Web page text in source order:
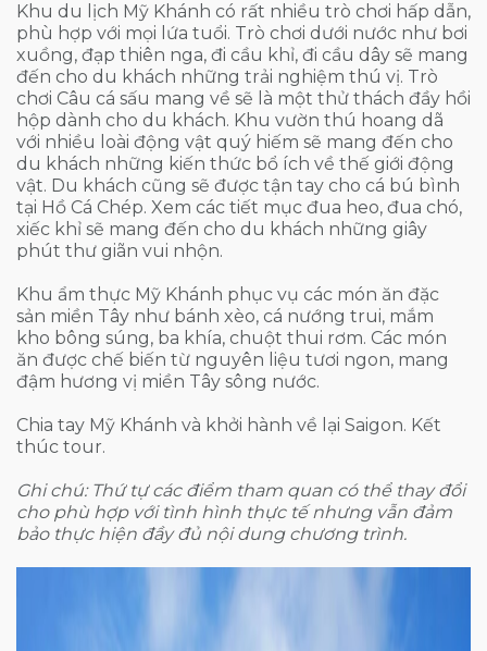
Khu du lịch Mỹ Khánh có rất nhiều trò chơi hấp dẫn,
phù hợp với mọi lứa tuổi. Trò chơi dưới nước như bơi
xuồng, đạp thiên nga, đi cầu khỉ, đi cầu dây sẽ mang
đến cho du khách những trải nghiệm thú vị. Trò
chơi Câu cá sấu mang về sẽ là một thử thách đầy hồi
hộp dành cho du khách. Khu vườn thú hoang dã
với nhiều loài động vật quý hiếm sẽ mang đến cho
du khách những kiến thức bổ ích về thế giới động
vật. Du khách cũng sẽ được tận tay cho cá bú bình
tại Hồ Cá Chép. Xem các tiết mục đua heo, đua chó,
xiếc khỉ sẽ mang đến cho du khách những giây
phút thư giãn vui nhộn.
Khu ẩm thực Mỹ Khánh phục vụ các món ăn đặc
sản miền Tây như bánh xèo, cá nướng trui, mắm
kho bông súng, ba khía, chuột thui rơm. Các món
ăn được chế biến từ nguyên liệu tươi ngon, mang
đậm hương vị miền Tây sông nước.
Chia tay Mỹ Khánh và khởi hành về lại Saigon. Kết
thúc tour.
Ghi chú: Thứ tự các điểm tham quan có thể thay đổi
cho phù hợp với tình hình thực tế nhưng vẫn đảm
bảo thực hiện đầy đủ nội dung chương trình.